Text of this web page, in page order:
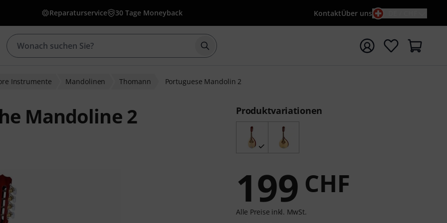
Reparaturservice 30 Tage Moneyback KontaktÜber uns
Suche mit Suchwort {searchTerm} starten
Instrumente Mandolinen Thomann Portuguese Mandolin 2
Mandoline 2 Produktvariationen
199 CHF
Alle Preise inkl. MwSt.